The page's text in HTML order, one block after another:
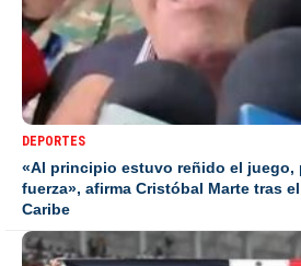
DEPORTES
«Al principio estuvo reñido el juego,
fuerza», afirma Cristóbal Marte tras
Caribe